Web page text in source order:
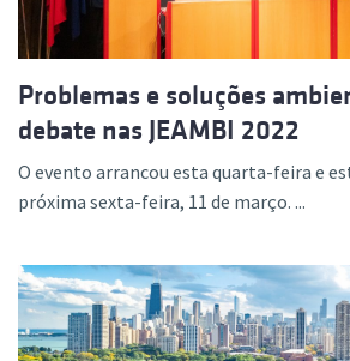
Problemas e soluções
debate nas JEAMBI 2022
O evento arrancou esta quarta-feira e
próxima sexta-feira, 11 de março. ...